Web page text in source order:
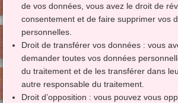
de vos données, vous avez le droit de
consentement et de faire supprimer vos
personnelles.
Droit de transférer vos données : vous
demander toutes vos données
du traitement et de les transférer dans
autre responsable du traitement.
Droit d’opposition : vous pouvez vous